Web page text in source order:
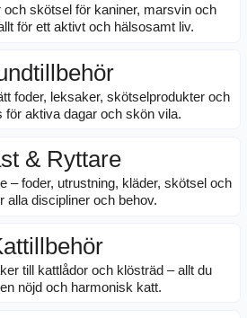
och skötsel för kaniner, marsvin och
för ett aktivt och hälsosamt liv.
foder, leksaker, skötselprodukter och
för aktiva dagar och skön vila.
& Ryttare
– foder, utrustning, kläder, skötsel och
alla discipliner och behov.
till kattlådor och klösträd – allt du
nöjd och harmonisk katt.